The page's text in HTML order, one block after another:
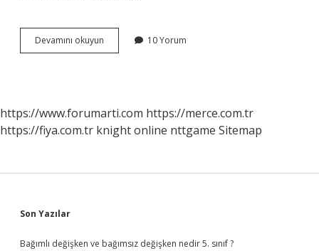
Devamını okuyun Masterchef
Ceketi
10 Yorum
https://www.forumarti.com https://merce.com.tr
https://fiya.com.tr knight online nttgame Sitemap
Sidebar
Son Yazılar
Bağımlı değişken ve bağımsız değişken nedir 5. sınıf ?